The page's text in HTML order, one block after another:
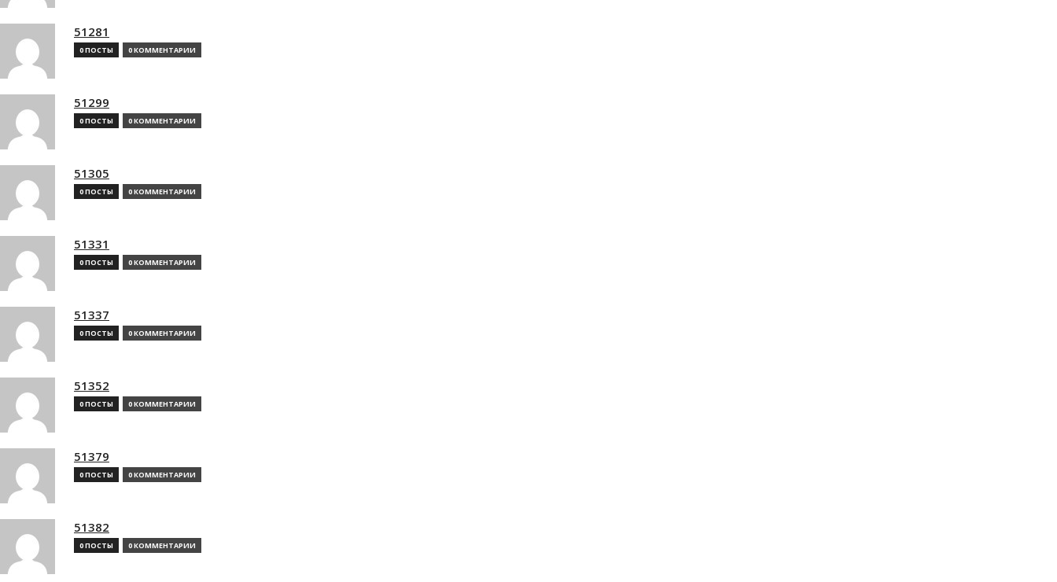
51281
0 ПОСТЫ 0 КОММЕНТАРИИ
51299
0 ПОСТЫ 0 КОММЕНТАРИИ
51305
0 ПОСТЫ 0 КОММЕНТАРИИ
51331
0 ПОСТЫ 0 КОММЕНТАРИИ
51337
0 ПОСТЫ 0 КОММЕНТАРИИ
51352
0 ПОСТЫ 0 КОММЕНТАРИИ
51379
0 ПОСТЫ 0 КОММЕНТАРИИ
51382
0 ПОСТЫ 0 КОММЕНТАРИИ